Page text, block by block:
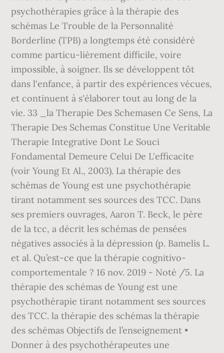
psychothérapies grâce à la thérapie des
schémas Le Trouble de la Personnalité
Borderline (TPB) a longtemps été considéré
comme particu-lièrement difficile, voire
impossible, à soigner. Ils se développent tôt
dans l'enfance, à partir des expériences vécues,
et continuent à s'élaborer tout au long de la
vie. 33 _la Therapie Des Schemasen Ce Sens, La
Therapie Des Schemas Constitue Une Veritable
Therapie Integrative Dont Le Souci
Fondamental Demeure Celui De L'efficacite
(voir Young Et Al., 2003). La thérapie des
schémas de Young est une psychothérapie
tirant notamment ses sources des TCC. Dans
ses premiers ouvrages, Aaron T. Beck, le père
de la tcc, a décrit les schémas de pensées
négatives associés à la dépression (p. Bamelis L.
et al. Qu’est-ce que la thérapie cognitivo-
comportementale ? 16 nov. 2019 - Noté /5. La
thérapie des schémas de Young est une
psychothérapie tirant notamment ses sources
des TCC. la thérapie des schémas la thérapie
des schémas Objectifs de l’enseignement •
Donner à des psychothérapeutes une